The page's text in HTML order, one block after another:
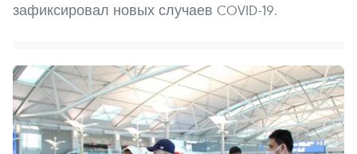
зафиксировал новых случаев COVID-19.